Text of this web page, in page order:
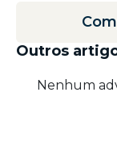
Outros
Nenhum